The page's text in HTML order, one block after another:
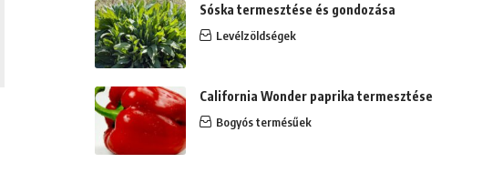
Sóska termesztése és gondozása
Levélzöldségek
California Wonder paprika termesztése
Bogyós termésűek